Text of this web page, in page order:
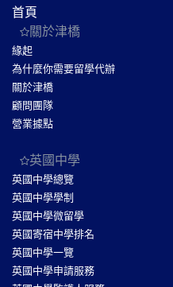
首頁
關於津橋
緣起
為什麼你需要留學代辦
關於津橋
顧問團隊
營業據點
英國中學
英國中學總覽
英國中學學制
英國中學微留學
英國寄宿中學排名
英國中學一覽
英國中學申請服務